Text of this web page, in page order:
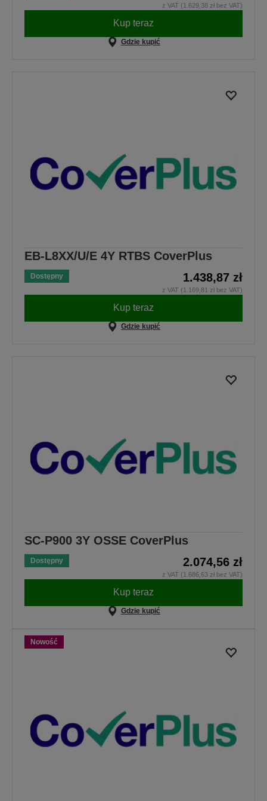
z VAT (1.629,38 zł bez VAT)
Kup teraz
Gdzie kupić
EB-L8XX/U/E 4Y RTBS CoverPlus
Dostępny 1.438,87 zł
z VAT (1.169,81 zł bez VAT)
Kup teraz
Gdzie kupić
SC-P900 3Y OSSE CoverPlus
Dostępny 2.074,56 zł
z VAT (1.686,63 zł bez VAT)
Kup teraz
Gdzie kupić
Nowość